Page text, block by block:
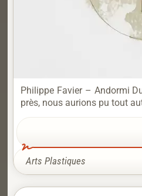
Philippe Favier – Andormi
près, nous aurions pu tout
Arts Plastiques